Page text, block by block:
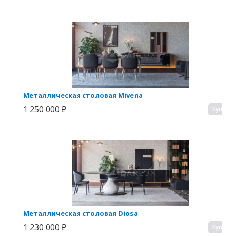
Металлическая столовая Mivena
1 250 000 ₽
Металлическая столовая Diosa
1 230 000 ₽